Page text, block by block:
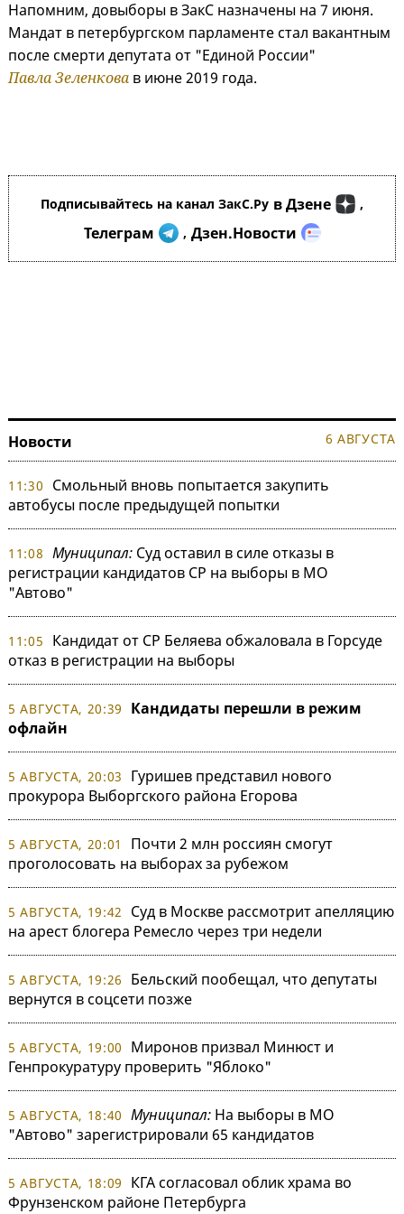
Напомним, довыборы в ЗакС назначены на 7 июня.
Мандат в петербургском парламенте стал вакантным
после смерти депутата от "Единой России"
Павла Зеленкова в июне 2019 года.
Подписывайтесь на канал ЗакС.Ру в Дзене ,
Телеграм , Дзен.Новости
Новости 6 АВГУСТА
11:30
Смольный вновь попытается закупить
автобусы после предыдущей попытки
11:08 Муниципал:Суд оставил в силе отказы в
регистрации кандидатов СР на выборы в МО
"Автово"
11:05
Кандидат от СР Беляева обжаловала в Горсуде
отказ в регистрации на выборы
5 АВГУСТА, 20:39
Кандидаты перешли в режим
офлайн
5 АВГУСТА, 20:03
Гуришев представил нового
прокурора Выборгского района Егорова
5 АВГУСТА, 20:01
Почти 2 млн россиян смогут
проголосовать на выборах за рубежом
5 АВГУСТА, 19:42
Суд в Москве рассмотрит апелляцию
на арест блогера Ремесло через три недели
5 АВГУСТА, 19:26
Бельский пообещал, что депутаты
вернутся в соцсети позже
5 АВГУСТА, 19:00
Миронов призвал Минюст и
Генпрокуратуру проверить "Яблоко"
5 АВГУСТА, 18:40 Муниципал: На выборы в МО
"Автово" зарегистрировали 65 кандидатов
5 АВГУСТА, 18:09
КГА согласовал облик храма во
Фрунзенском районе Петербурга